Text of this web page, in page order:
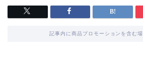
記事内に商品プロモーションを含む